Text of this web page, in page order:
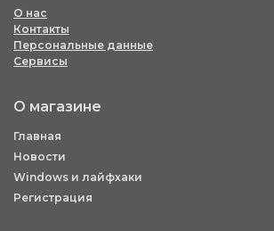
О нас
Контакты
Персональные данные
Сервисы
О магазине
Главная
Новости
Windows и лайфхаки
Регистрация